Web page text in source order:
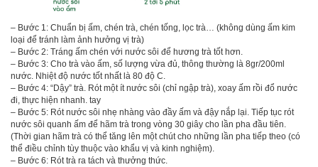
– Bước 1: Chuẩn bị ấm, chén trà, chén tống, lọc trà… (không dùng ấm kim
loại để tránh làm ảnh hưởng vị trà)
– Bước 2: Tráng ấm chén với nước sôi để hương trà tốt hơn.
– Bước 3: Cho trà vào ấm, số lượng vừa đủ, thông thường là 8gr/200ml
nước. Nhiệt độ nước tốt nhất là 80 độ C.
– Bước 4: “Dậy” trà. Rót một ít nước sôi (chỉ ngập trà), xoay ấm rồi đổ nước
đi, thực hiện nhanh. tay
– Bước 5: Rót nước sôi nhẹ nhàng vào đầy ấm và đậy nắp lại. Tiếp tục rót
nước sôi quanh ấm để hãm trà trong vòng 30 giây cho lần pha đầu tiên.
(Thời gian hãm trà có thể tăng lên một chút cho những lần pha tiếp theo (có
thể điều chỉnh tùy thuộc vào khẩu vị và kinh nghiệm).
– Bước 6: Rót trà ra tách và thưởng thức.